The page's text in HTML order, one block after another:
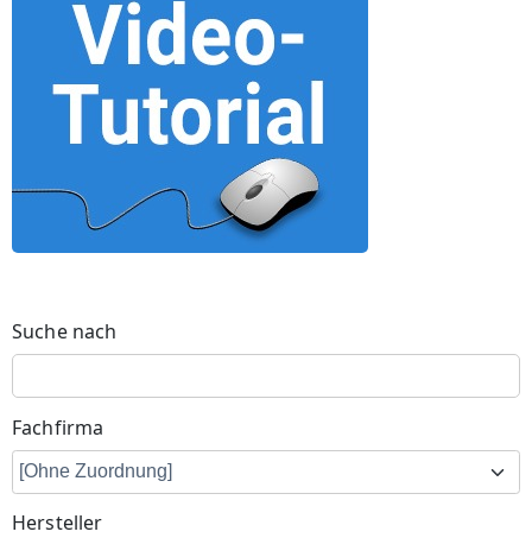
Suche nach
Fachfirma
Hersteller